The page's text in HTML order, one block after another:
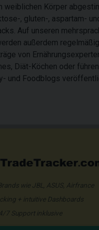
weiblichen Körper
, gluten-, aspartam-
Auf unseren
außerdem regelmäßig
von
Diät-Köchen oder
und Foodblogs
wie JBL, ASUS, Airfrance
+ intuitive Dashboards
7 Support inklusive